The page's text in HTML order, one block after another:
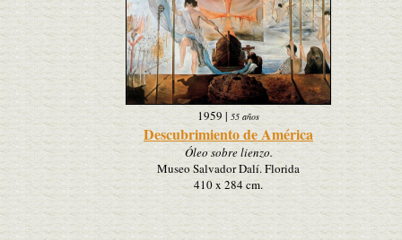
1959 | 55 años
Descubrimiento de América
Óleo sobre lienzo.
Museo Salvador Dalí. Florida
410 x 284 cm.